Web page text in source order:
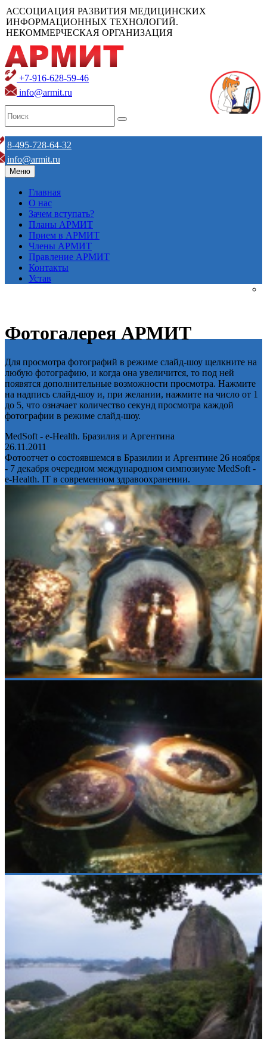
АССОЦИАЦИЯ РАЗВИТИЯ МЕДИЦИНСКИХ
ИНФОРМАЦИОННЫХ ТЕХНОЛОГИЙ.
НЕКОММЕРЧЕСКАЯ ОРГАНИЗАЦИЯ
+7-916-628-59-46
info@armit.ru
8-495-728-64-32
info@armit.ru
Меню
Главная
О нас
Зачем вступать?
Планы АРМИТ
Прием в АРМИТ
Члены АРМИТ
Правление АРМИТ
Контакты
Устав
Фотогалерея АРМИТ
Для просмотра фотографий в режиме слайд-шоу щелкните на
любую фотографию, и когда она увеличится, то под ней
появятся дополнительные возможности просмотра. Нажмите
на надпись слайд-шоу и, при желании, нажмите на число от 1
до 5, что означает количество секунд просмотра каждой
фотографии в режиме слайд-шоу.
MedSoft - e-Health. Бразилия и Аргентина
26.11.2011
Фотоотчет о состоявшемся в Бразилии и Аргентине 26 ноября
- 7 декабря очередном международном симпозиуме MedSoft -
e-Health. IT в современном здравоохранении.